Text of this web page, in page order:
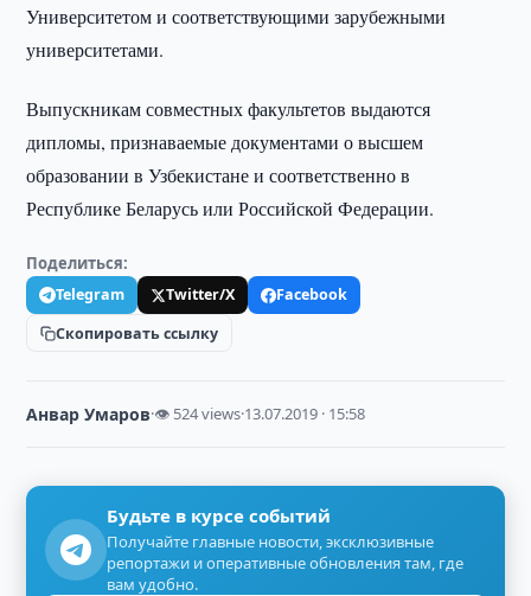
Университетом и соответствующими зарубежными
университетами.
Выпускникам совместных факультетов выдаются
дипломы, признаваемые документами о высшем
образовании в Узбекистане и соответственно в
Республике Беларусь или Российской Федерации.
Поделиться:
Telegram Twitter/X
Facebook
Скопировать ссылку
Анвар Умаров·👁 524 views·13.07.2019 · 15:58
Будьте в курсе событий
Получайте главные новости, эксклюзивные
репортажи и оперативные обновления там, где
вам удобно.